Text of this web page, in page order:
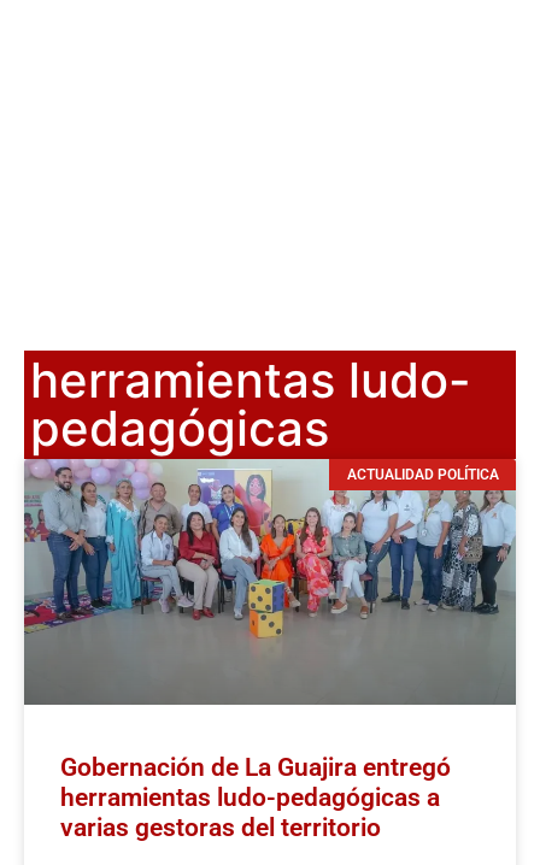
herramientas ludo-
pedagógicas
ACTUALIDAD POLÍTICA
Gobernación de La Guajira entregó
herramientas ludo-pedagógicas a
varias gestoras del territorio